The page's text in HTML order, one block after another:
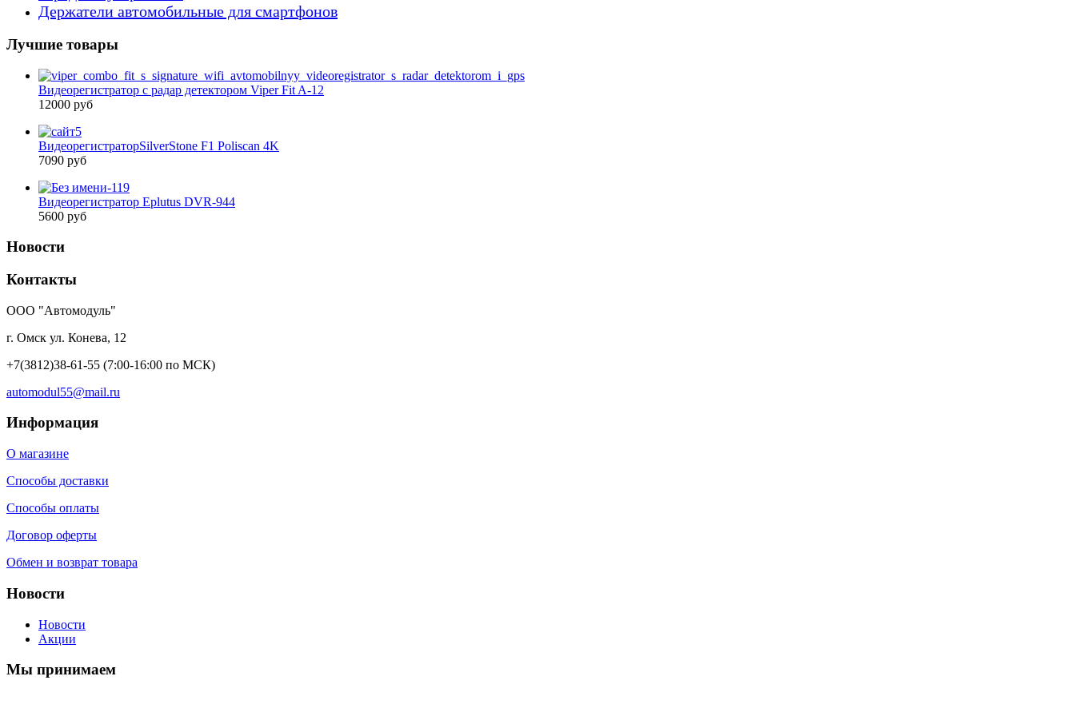
Держатели автомобильные для смартфонов
Лучшие товары
Видеорегистратор с радар детектором Viper Fit A-12
12000 руб
ВидеорегистраторSilverStone F1 Poliscan 4K
7090 руб
Видеорегистратор Eplutus DVR-944
5600 руб
Новости
Контакты
ООО "Автомодуль"
г. Омск ул. Конева, 12
+7(3812)38-61-55 (7:00-16:00 по МСК)
automodul55@mail.ru
Информация
О магазине
Способы доставки
Способы оплаты
Договор оферты
Обмен и возврат товара
Новости
Новости
Акции
Мы принимаем